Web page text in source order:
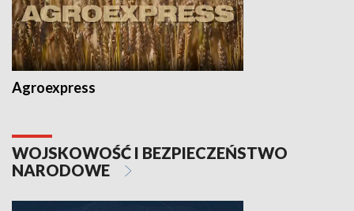
Agroexpress
WOJSKOWOŚĆ I BEZPIECZEŃSTWO
NARODOWE